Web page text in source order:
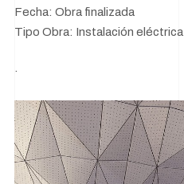
Fecha: Obra finalizada
Tipo Obra: Instalación eléctrica